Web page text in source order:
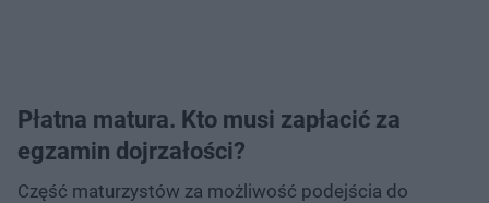
Płatna matura. Kto musi zapłacić za
egzamin dojrzałości?
Część maturzystów za możliwość podejścia do